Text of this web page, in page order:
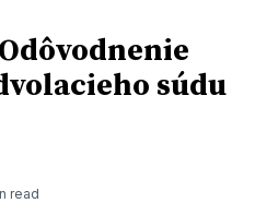
súdu
read